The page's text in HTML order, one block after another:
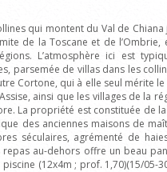
qui montent du Val de Chiana
de la Toscane et de l’Ombrie,
L’atmosphère ici est
parsemée de villas dans les
Cortone, qui à elle seul mérite le
ainsi que les villages de la
La propriété est constituée de
des anciennes maisons de
séculaires, agrémenté de
au-dehors offre un beau
(12x4m ; prof. 1,70)(15/05-